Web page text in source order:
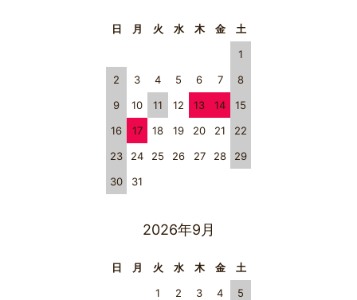
日 月 火 水 木 金
土
1
2
3 4 5 6 7
8
9
10 11 12 13 14
15
16
17 18 19 20 21
22
23
24 25 26 27 28
29
30
31
2026年9月
日 月 火 水 木 金
土
1
2 3 4
5